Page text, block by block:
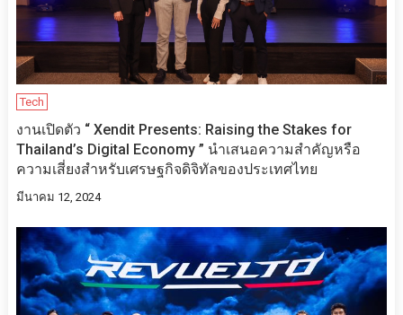
Tech
งานเปิดตัว “ Xendit Presents: Raising the Stakes for
Thailand’s Digital Economy ” นำเสนอความสำคัญหรือ
ความเสี่ยงสำหรับเศรษฐกิจดิจิทัลของประเทศไทย
มีนาคม 12, 2024